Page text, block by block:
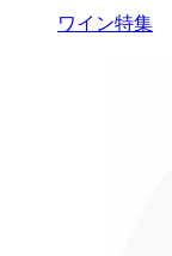
ワイン特集